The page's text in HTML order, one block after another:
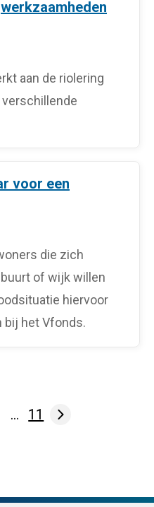
aan de riolering
voor een
die zich
of wijk willen
hiervoor
bij het Vfonds.
…
Pagina
11